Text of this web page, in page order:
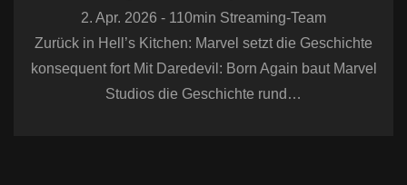
2. Apr. 2026 - 110min Streaming-Team
Zurück in Hell’s Kitchen: Marvel setzt die Geschichte
konsequent fort Mit Daredevil: Born Again baut Marvel
Studios die Geschichte rund…